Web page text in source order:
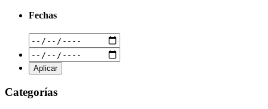
Fechas
Categorías